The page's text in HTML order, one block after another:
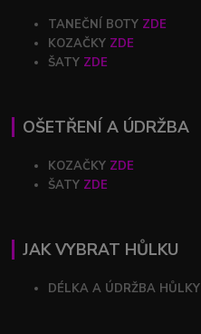
TANEČNÍ BOTY ZDE
KOZAČKY ZDE
ŠATY ZDE
OŠETŘENÍ A ÚDRŽBA
KOZAČKY ZDE
ŠATY ZDE
JAK VYBRAT HŮLKU
DÉLKA A ÚDRŽBA HŮLKY